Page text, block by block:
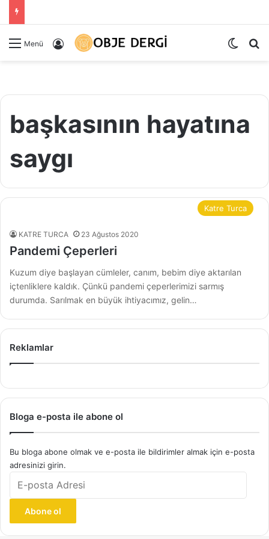
Menü Kayıt Ol Dış
başkasının hayatına
saygı
Katre Turca
KATRE TURCA 23 Ağustos 2020
Pandemi Çeperleri
Kuzum diye başlayan cümleler, canım, bebim diye aktarılan
içtenliklere kaldık. Çünkü pandemi çeperlerimizi sarmış
durumda. Sarılmak en büyük ihtiyacımız, gelin…
Reklamlar
Bloga e-posta ile abone ol
Bu bloga abone olmak ve e-posta ile bildirimler almak için e-posta
adresinizi girin.
posta
Abone ol